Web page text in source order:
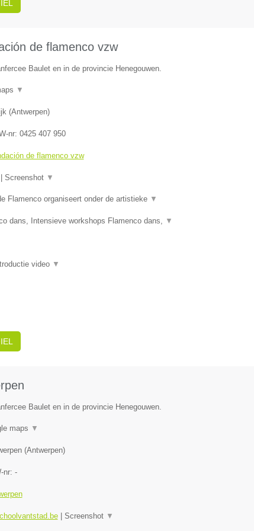
de flamenco vzw
Baulet en in de provincie Henegouwen.
▼
(Antwerpen)
nr: 0425 407 950
de flamenco vzw
Screenshot ▼
Flamenco organiseert onder de artistieke ▼
dans, Intensieve workshops Flamenco dans, ▼
video ▼
Baulet en in de provincie Henegouwen.
maps ▼
(Antwerpen)
nr: -
| Screenshot ▼